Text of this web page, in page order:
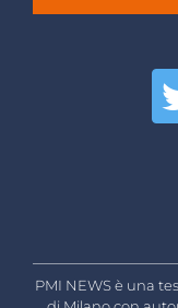
PMI NEWS è una